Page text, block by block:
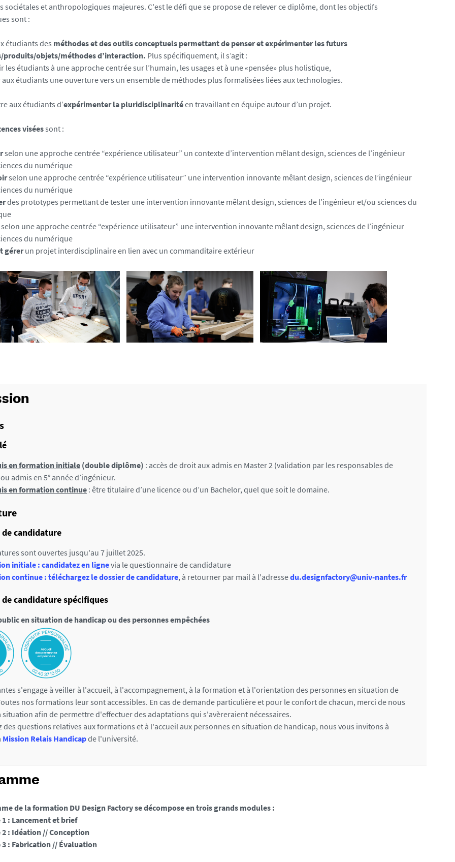
sociétales et anthropologiques majeures. C'est le défi que se propose de relever ce diplôme, dont les objectifs
sont :
étudiants des méthodes et des outils conceptuels permettant de penser et expérimenter les futurs
produits/objets/méthodes d’interaction. Plus spécifiquement, il s’agit :
les étudiants à une approche centrée sur l’humain, les usages et à une «pensée» plus holistique,
aux étudiants une ouverture vers un ensemble de méthodes plus formalisées liées aux technologies.
aux étudiants d’expérimenter la pluridisciplinaritéen travaillant en équipe autour d’un projet.
viséessont :
selon une approche centrée “expérience utilisateur” un contexte d’intervention mêlant design, sciences de l’ingénieur
du numérique
selon une approche centrée “expérience utilisateur” une intervention innovante mêlant design, sciences de l’ingénieur
du numérique
des prototypes permettant de tester une intervention innovante mêlant design, sciences de l’ingénieur et/ou sciences du
selon une approche centrée “expérience utilisateur” une intervention innovante mêlant design, sciences de l’ingénieur
du numérique
gérerun projet interdisciplinaire en lien avec un commanditaire extérieur
en formation initiale(double diplôme) : accès de droit aux admis en Master 2 (validation par les responsables de
admis en 5° année d’ingénieur.
en formation continue : être titulaire d’une licence ou d’un Bachelor, quel que soit le domaine.
candidature
sont ouvertes jusqu'au 7 juillet 2025.
initiale : candidatez en lignevia le questionnaire de candidature
continue : téléchargez le dossier de candidature, à retourner par mail à l'adressedu.designfactory@univ-nantes.fr
candidature spécifiques
en situation de handicap ou des personnes empêchées
s'engage à veiller à l'accueil, à l'accompagnement, à la formation et à l'orientation des personnes en situation de
nos formations leur sont accessibles. En cas de demande particulière et pour le confort de chacun, merci de nous
situation afin de permettre d'effectuer des adaptations qui s'avèreraient nécessaires.
des questions relatives aux formations et à l'accueil aux personnes en situation de handicap, nous vous invitons à
Mission Relais Handicapde l'université.
de la formation DU Design Factory se décompose en trois grands modules :
: Lancement et brief
: Idéation // Conception
: Fabrication // Évaluation